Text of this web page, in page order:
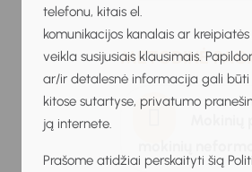
telefonu, kitais el.
komunikacijos kanalais ar
veikla susijusiais klausimais.
ar/ir detalesnė informacija gali
kitose sutartyse, privatumo
ją internete.
Prašome atidžiai perskaityti šią
METODINĖ
mokinių